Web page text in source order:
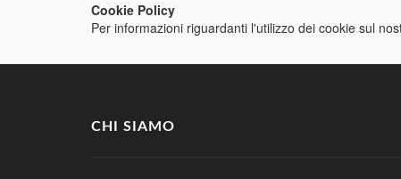
Cookie Policy
Per informazioni riguardanti l'utilizzo dei cookie sul
CHI SIAMO